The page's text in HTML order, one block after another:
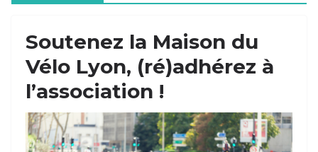
Soutenez la Maison du
Vélo Lyon, (ré)adhérez à
l’association !